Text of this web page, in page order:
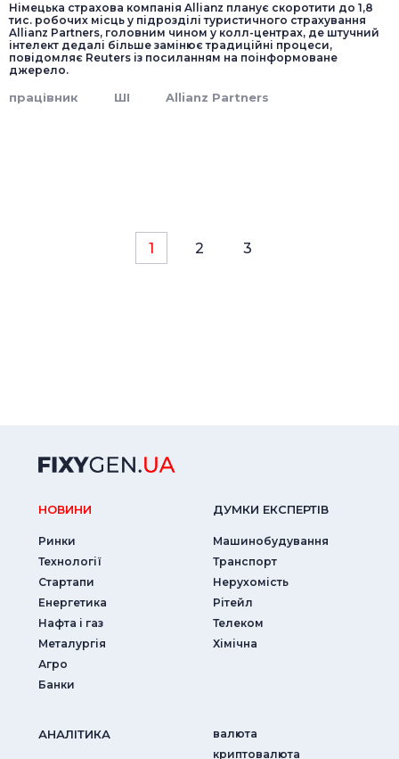
Німецька страхова компанія Allianz планує скоротити до 1,8
тис. робочих місць у підрозділі туристичного страхування
Allianz Partners, головним чином у колл-центрах, де штучний
інтелект дедалі більше замінює традиційні процеси,
повідомляє Reuters із посиланням на поінформоване
джерело.
працівник ШІ Allianz Partners
1 2 3
НОВИНИ
Ринки
Технології
Стартапи
Енергетика
Нафта і газ
Металургія
Агро
Банки
ДУМКИ ЕКСПЕРТIВ
Машинобудування
Транспорт
Нерухомість
Рітейл
Телеком
Хімічна
АНАЛIТИКА
валюта
криптовалюта